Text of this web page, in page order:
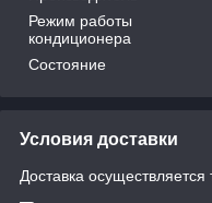
Режим работы
кондиционера
Состояние
Условия доставки
Доставка осуществляется